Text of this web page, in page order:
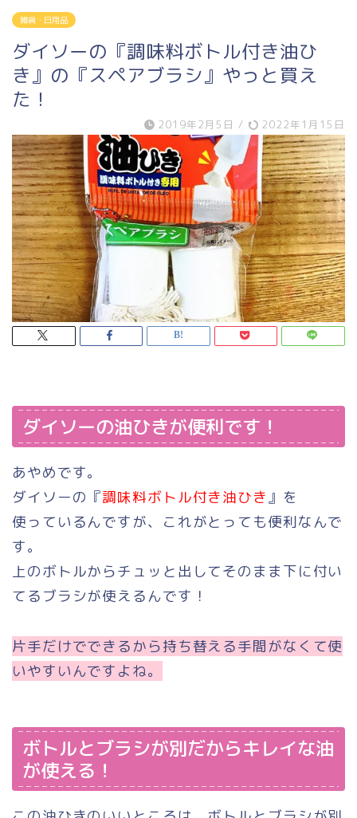
雑貨・日用品
ダイソーの『調味料ボトル付き油ひ
き』の『スペアブラシ』やっと買え
た！
2019年2月5日 / 2022年1月15日
ダイソーの油ひきが便利です！
あやめです。
ダイソーの『調味料ボトル付き油ひき』を
使っているんですが、これがとっても便利なんで
す。
上のボトルからチュッと出してそのまま下に付い
てるブラシが使えるんです！
片手だけでできるから持ち替える手間がなくて使
いやすいんですよね。
ボトルとブラシが別だからキレイな油
が使える！